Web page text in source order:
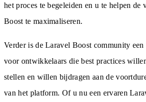
het proces te begeleiden en u te helpen de
Boost te maximaliseren.
Verder is de Laravel Boost community
voor ontwikkelaars die best practices
stellen en willen bijdragen aan de
van het platform. Of u nu een ervaren